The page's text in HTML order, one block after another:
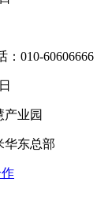
010-60606666
业园
华东总部